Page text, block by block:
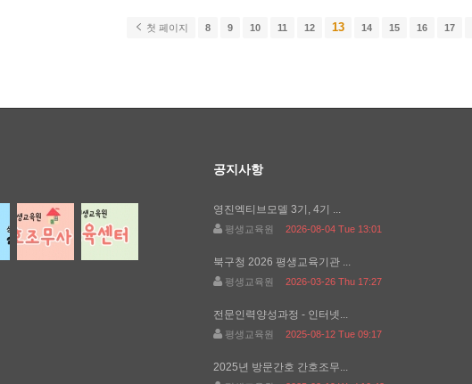
첫 페이지 8 9 10 11 12 13 14 15 16 17
공지사항
영진엑티브모델 3기, 4기 ...
평생교육원 2026-08-04 Tue 13:01
북구청 2026 평생교육기관 ...
평생교육원 2026-03-26 Thu 17:27
전문인력양성과정 - 인터넷...
평생교육원 2025-08-12 Tue 09:17
2025년 방문간호 간호조무...